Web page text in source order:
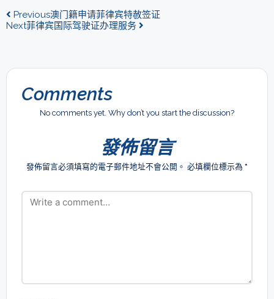
Previous澳门籍申请菲律宾特赦签证
Next菲律宾国际驾驶证办理服务
Comments
No comments yet. Why don’t you start the discussion?
發佈留言
發佈留言必須填寫的電子郵件地址不會公開。 必填欄位標示為 *